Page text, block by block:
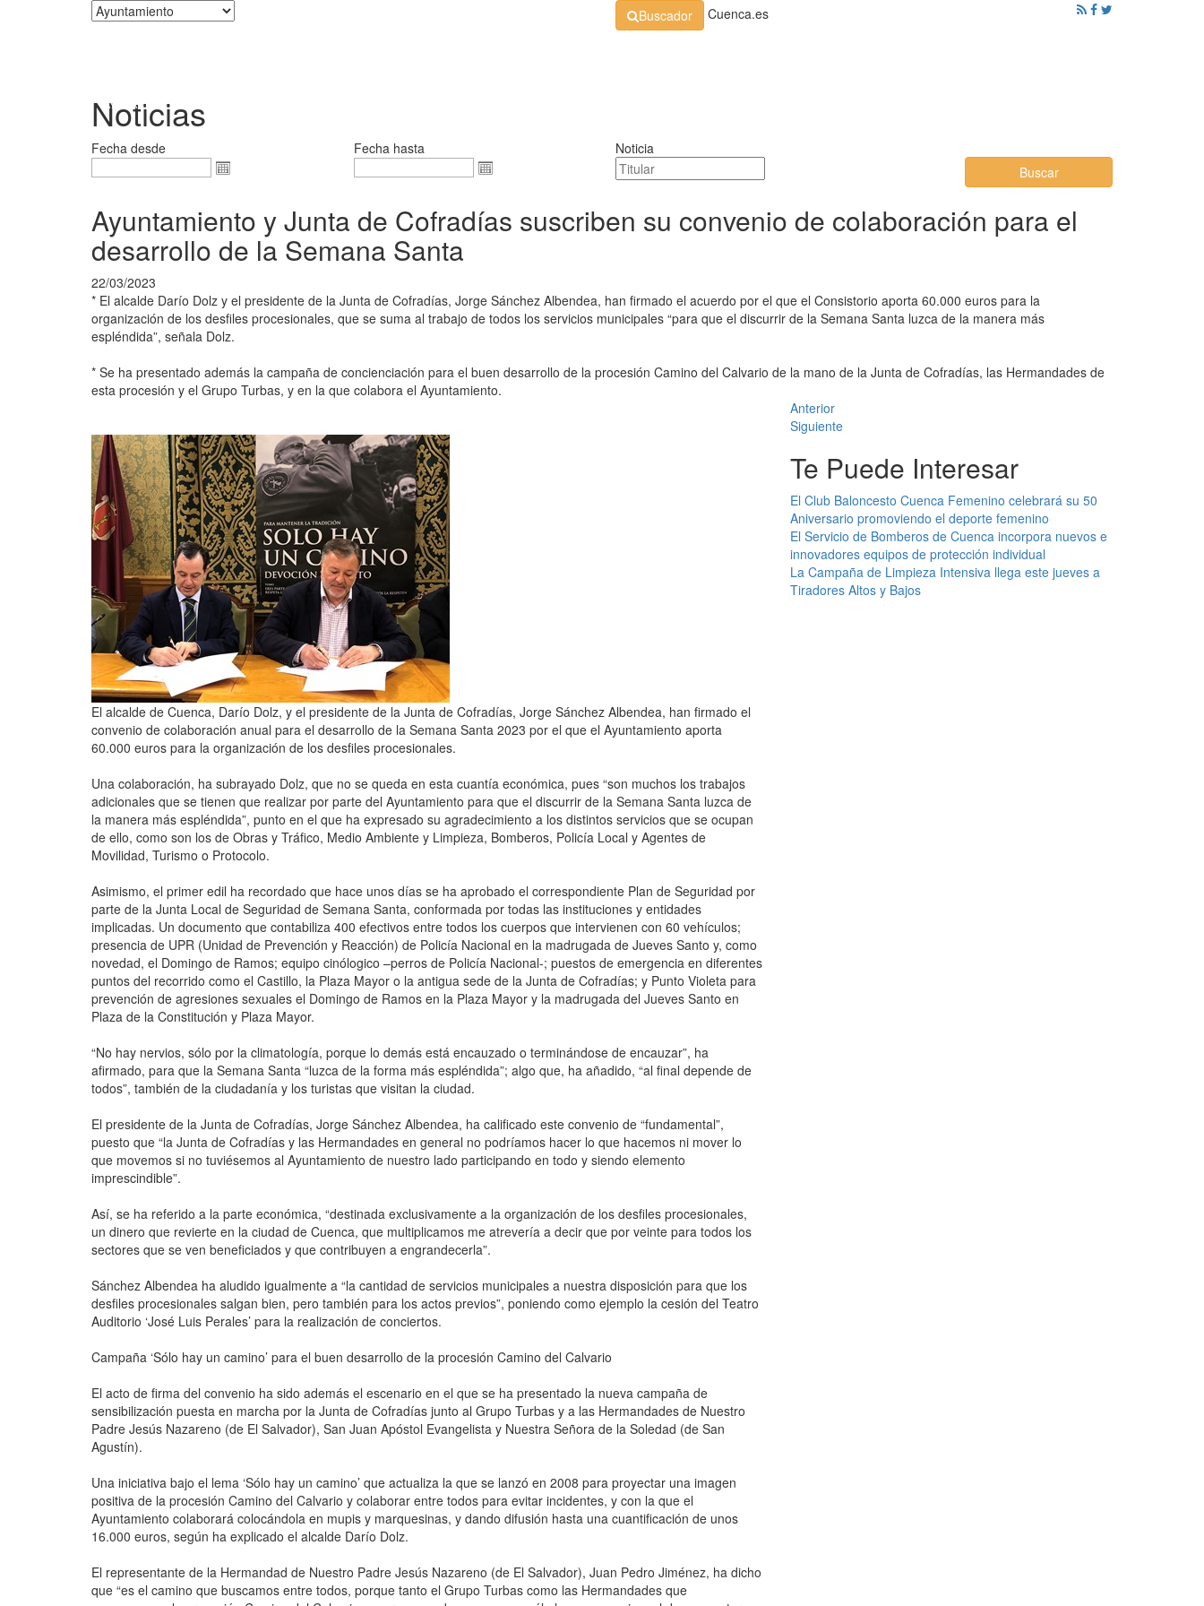
Buscador Cuenca.es
Noticias
Fecha desde Fecha hasta
Noticia
Buscar
Ayuntamiento y Junta de Cofradías suscriben su convenio de colaboración para el
desarrollo de la Semana Santa
22/03/2023
* El alcalde Darío Dolz y el presidente de la Junta de Cofradías, Jorge Sánchez Albendea, han firmado el acuerdo por el que el Consistorio aporta 60.000 euros para la
organización de los desfiles procesionales, que se suma al trabajo de todos los servicios municipales “para que el discurrir de la Semana Santa luzca de la manera más
espléndida”, señala Dolz.
* Se ha presentado además la campaña de concienciación para el buen desarrollo de la procesión Camino del Calvario de la mano de la Junta de Cofradías, las Hermandades de
esta procesión y el Grupo Turbas, y en la que colabora el Ayuntamiento.
Anterior
Siguiente
El alcalde de Cuenca, Darío Dolz, y el presidente de la Junta de Cofradías, Jorge Sánchez Albendea, han firmado el
convenio de colaboración anual para el desarrollo de la Semana Santa 2023 por el que el Ayuntamiento aporta
60.000 euros para la organización de los desfiles procesionales.
Una colaboración, ha subrayado Dolz, que no se queda en esta cuantía económica, pues “son muchos los trabajos
adicionales que se tienen que realizar por parte del Ayuntamiento para que el discurrir de la Semana Santa luzca de
la manera más espléndida”, punto en el que ha expresado su agradecimiento a los distintos servicios que se ocupan
de ello, como son los de Obras y Tráfico, Medio Ambiente y Limpieza, Bomberos, Policía Local y Agentes de
Movilidad, Turismo o Protocolo.
Asimismo, el primer edil ha recordado que hace unos días se ha aprobado el correspondiente Plan de Seguridad por
parte de la Junta Local de Seguridad de Semana Santa, conformada por todas las instituciones y entidades
implicadas. Un documento que contabiliza 400 efectivos entre todos los cuerpos que intervienen con 60 vehículos;
presencia de UPR (Unidad de Prevención y Reacción) de Policía Nacional en la madrugada de Jueves Santo y, como
novedad, el Domingo de Ramos; equipo cinólogico –perros de Policía Nacional-; puestos de emergencia en diferentes
puntos del recorrido como el Castillo, la Plaza Mayor o la antigua sede de la Junta de Cofradías; y Punto Violeta para
prevención de agresiones sexuales el Domingo de Ramos en la Plaza Mayor y la madrugada del Jueves Santo en
Plaza de la Constitución y Plaza Mayor.
“No hay nervios, sólo por la climatología, porque lo demás está encauzado o terminándose de encauzar”, ha
afirmado, para que la Semana Santa “luzca de la forma más espléndida”; algo que, ha añadido, “al final depende de
todos”, también de la ciudadanía y los turistas que visitan la ciudad.
El presidente de la Junta de Cofradías, Jorge Sánchez Albendea, ha calificado este convenio de “fundamental”,
puesto que “la Junta de Cofradías y las Hermandades en general no podríamos hacer lo que hacemos ni mover lo
que movemos si no tuviésemos al Ayuntamiento de nuestro lado participando en todo y siendo elemento
imprescindible”.
Así, se ha referido a la parte económica, “destinada exclusivamente a la organización de los desfiles procesionales,
un dinero que revierte en la ciudad de Cuenca, que multiplicamos me atrevería a decir que por veinte para todos los
sectores que se ven beneficiados y que contribuyen a engrandecerla”.
Sánchez Albendea ha aludido igualmente a “la cantidad de servicios municipales a nuestra disposición para que los
desfiles procesionales salgan bien, pero también para los actos previos”, poniendo como ejemplo la cesión del Teatro
Auditorio ‘José Luis Perales’ para la realización de conciertos.
Campaña ‘Sólo hay un camino’ para el buen desarrollo de la procesión Camino del Calvario
El acto de firma del convenio ha sido además el escenario en el que se ha presentado la nueva campaña de
sensibilización puesta en marcha por la Junta de Cofradías junto al Grupo Turbas y a las Hermandades de Nuestro
Padre Jesús Nazareno (de El Salvador), San Juan Apóstol Evangelista y Nuestra Señora de la Soledad (de San
Agustín).
Una iniciativa bajo el lema ‘Sólo hay un camino’ que actualiza la que se lanzó en 2008 para proyectar una imagen
positiva de la procesión Camino del Calvario y colaborar entre todos para evitar incidentes, y con la que el
Ayuntamiento colaborará colocándola en mupis y marquesinas, y dando difusión hasta una cuantificación de unos
16.000 euros, según ha explicado el alcalde Darío Dolz.
El representante de la Hermandad de Nuestro Padre Jesús Nazareno (de El Salvador), Juan Pedro Jiménez, ha dicho
que “es el camino que buscamos entre todos, porque tanto el Grupo Turbas como las Hermandades que
Te Puede Interesar
El Club Baloncesto Cuenca Femenino celebrará su 50
Aniversario promoviendo el deporte femenino
El Servicio de Bomberos de Cuenca incorpora nuevos e
innovadores equipos de protección individual
La Campaña de Limpieza Intensiva llega este jueves a
Tiradores Altos y Bajos